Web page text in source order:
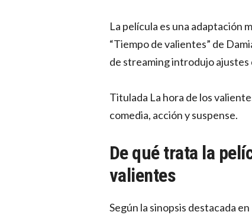
La película es una adaptación
“Tiempo de valientes” de
de streaming introdujo
Titulada La hora de los
comedia, acción y suspense.
De qué trata la
valientes
Según la sinopsis destacada